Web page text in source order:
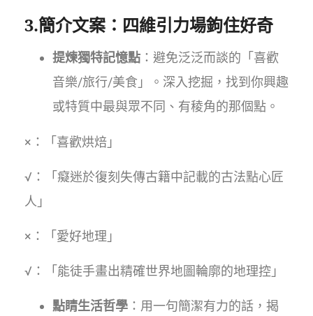
3.簡介文案：四維引力場鉤住好奇
提煉獨特記憶點 ：避免泛泛而談的「喜歡
音樂/旅行/美食」。深入挖掘，找到你興趣
或特質中最與眾不同、有稜角的那個點。
×：「喜歡烘焙」
√：「癡迷於復刻失傳古籍中記載的古法點心匠
人」
×：「愛好地理」
√：「能徒手畫出精確世界地圖輪廓的地理控」
點睛生活哲學 ：用一句簡潔有力的話，揭